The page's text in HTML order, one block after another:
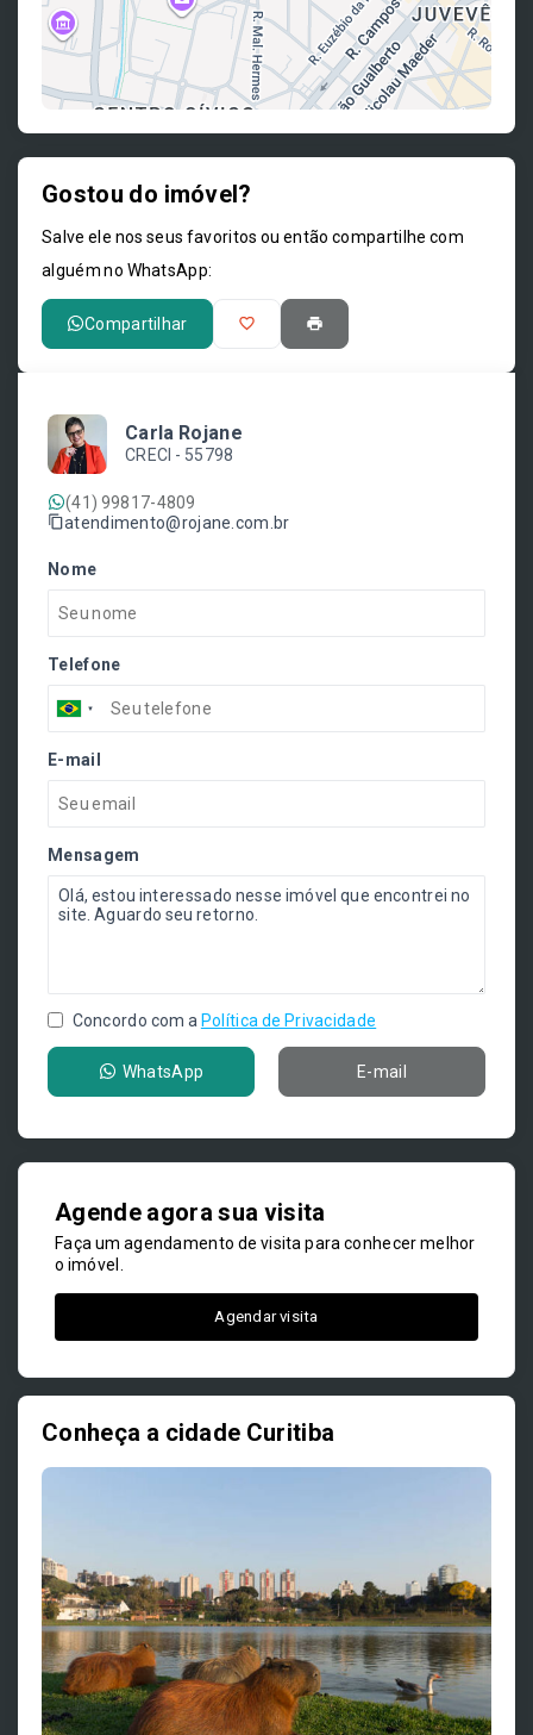
Gostou do imóvel?
Salve ele nos seus favoritos ou então compartilhe com
alguém no WhatsApp:
Compartilhar
Carla Rojane
CRECI - 55798
(41) 99817-4809
atendimento@rojane.com.br
Nome
Telefone
E-mail
Mensagem
Concordo com a Política de Privacidade
WhatsApp E-mail
Agende agora sua visita
Faça um agendamento de visita para conhecer melhor
o imóvel.
Agendar visita
Conheça a cidade Curitiba